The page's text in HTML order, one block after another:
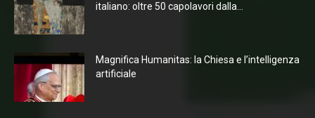
italiano: oltre 50 capolavori dalla...
Magnifica Humanitas: la Chiesa e l’intelligenza
artificiale